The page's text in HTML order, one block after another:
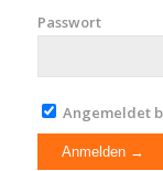
Passwort
Angemeldet